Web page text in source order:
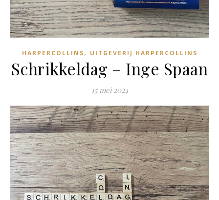
HARPERCOLLINS, UITGEVERIJ HARPERCOLLINS
Schrikkeldag – Inge Spaan
15 mei 2024